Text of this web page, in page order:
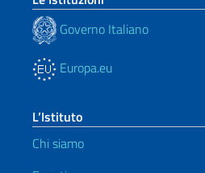
Governo Italiano
Europa.eu
L’Istituto
Chi siamo